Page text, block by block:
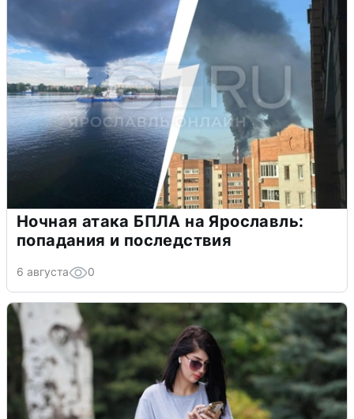
Ночная атака БПЛА на Ярославль:
попадания и последствия
6 августа 0